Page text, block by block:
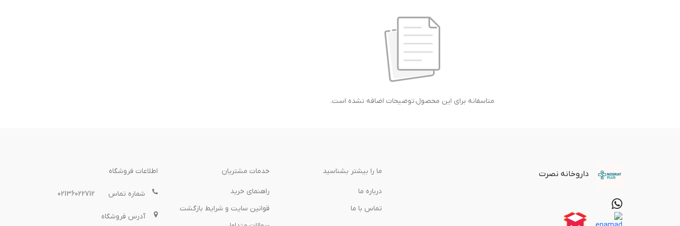
متاسفانه برای این محصول،توضیحات اضافه نشده است.
داروخانه نصرت ما را بیشتر بشناسید
درباره‌ ما
تماس با ما
خدمات مشتریان
راهنمای خرید
قوانین سایت و شرایط بازگشت
اطلاعات فروشگاه
شماره تماس 02136022712
آدرس فروشگاه